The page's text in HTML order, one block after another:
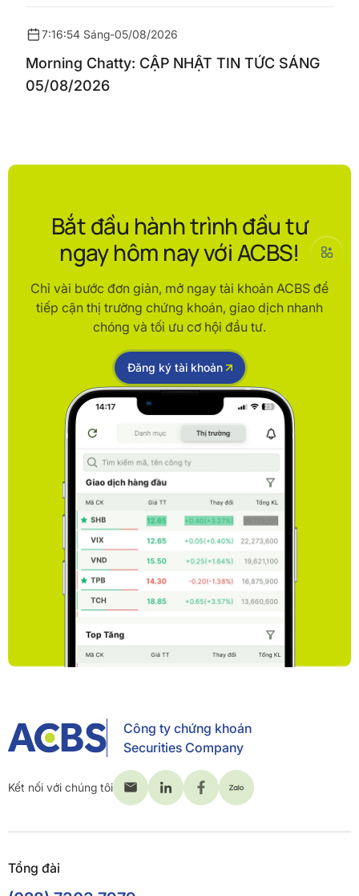
7:16:54 Sáng-05/08/2026
Morning Chatty: CẬP NHẬT TIN TỨC SÁNG
05/08/2026
Bắt đầu hành trình đầu tư
ngay hôm nay với ACBS!
Chỉ vài bước đơn giản, mở ngay tài khoản ACBS để
tiếp cận thị trường chứng khoán, giao dịch nhanh
chóng và tối ưu cơ hội đầu tư.
Đăng ký tài khoản
Công ty chứng khoán
Securities Company
Kết nối với chúng tôi
Tổng đài